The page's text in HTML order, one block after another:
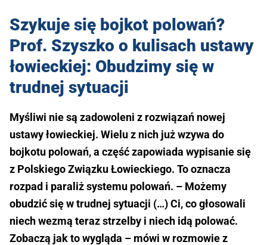
Szykuje się bojkot polowań?
Prof. Szyszko o kulisach ustawy
łowieckiej: Obudzimy się w
trudnej sytuacji
Myśliwi nie są zadowoleni z rozwiązań nowej
ustawy łowieckiej. Wielu z nich już wzywa do
bojkotu polowań, a część zapowiada wypisanie się
z Polskiego Związku Łowieckiego. To oznacza
rozpad i paraliż systemu polowań. – Możemy
obudzić się w trudnej sytuacji (…) Ci, co głosowali
niech wezmą teraz strzelby i niech idą polować.
Zobaczą jak to wygląda – mówi w rozmowie z